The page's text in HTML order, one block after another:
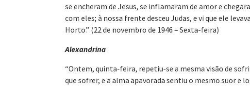
se encheram de Jesus, se inflamaram de amor e
com eles; à nossa frente desceu Judas, e vi que ele
Horto.” (22 de novembro de 1946 – Sexta-feira)
Alexandrina
“Ontem, quinta-feira, repetiu-se a mesma visão de
que sofrer, e a alma apavorada sentiu o mesmo suor e